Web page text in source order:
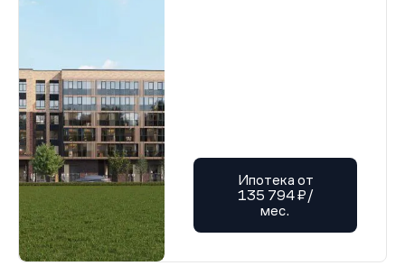
Ипотека от
135 794 ₽/
мес.